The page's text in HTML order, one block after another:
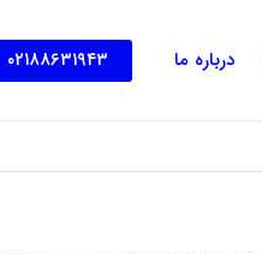
درباره ما ۰۲۱۸۸۶۳۱۹۴۳